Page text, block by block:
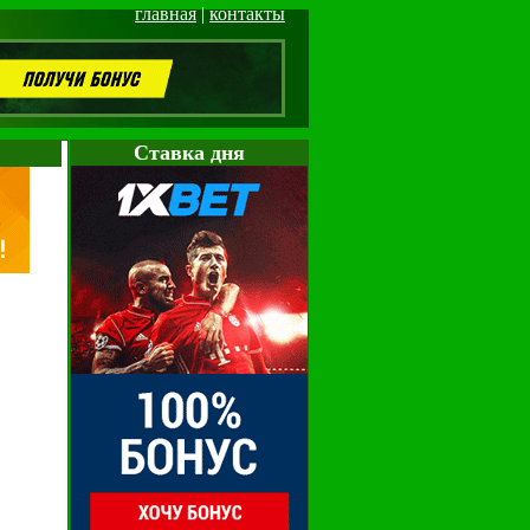
главная|контакты
Cтавка дня